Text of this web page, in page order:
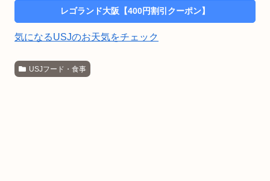
レゴランド大阪【400円割引クーポン】
気になるUSJのお天気をチェック
USJフード・食事